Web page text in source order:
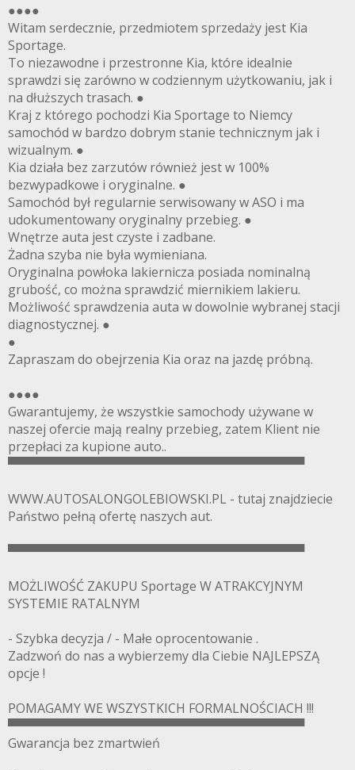
●●●●
Witam serdecznie, przedmiotem sprzedaży jest Kia
Sportage.
To niezawodne i przestronne Kia, które idealnie
sprawdzi się zarówno w codziennym użytkowaniu, jak i
na dłuższych trasach. ●
Kraj z którego pochodzi Kia Sportage to Niemcy
samochód w bardzo dobrym stanie technicznym jak i
wizualnym. ●
Kia działa bez zarzutów również jest w 100%
bezwypadkowe i oryginalne. ●
Samochód był regularnie serwisowany w ASO i ma
udokumentowany oryginalny przebieg. ●
Wnętrze auta jest czyste i zadbane.
Żadna szyba nie była wymieniana.
Oryginalna powłoka lakiernicza posiada nominalną
grubość, co można sprawdzić miernikiem lakieru.
Możliwość sprawdzenia auta w dowolnie wybranej stacji
diagnostycznej. ●
●
Zapraszam do obejrzenia Kia oraz na jazdę próbną.
●●●●
Gwarantujemy, że wszystkie samochody używane w
naszej ofercie mają realny przebieg, zatem Klient nie
przepłaci za kupione auto..
▀▀▀▀▀▀▀▀▀▀▀▀▀▀▀▀▀▀▀▀▀▀▀▀▀▀▀▀▀▀▀▀▀▀
WWW.AUTOSALONGOLEBIOWSKI.PL - tutaj znajdziecie
Państwo pełną ofertę naszych aut.
▀▀▀▀▀▀▀▀▀▀▀▀▀▀▀▀▀▀▀▀▀▀▀▀▀▀▀▀▀▀▀▀▀▀
MOŻLIWOŚĆ ZAKUPU Sportage W ATRAKCYJNYM
SYSTEMIE RATALNYM
- Szybka decyzja / - Małe oprocentowanie .
Zadzwoń do nas a wybierzemy dla Ciebie NAJLEPSZĄ
opcje !
POMAGAMY WE WSZYSTKICH FORMALNOŚCIACH !!!
▀▀▀▀▀▀▀▀▀▀▀▀▀▀▀▀▀▀▀▀▀▀▀▀▀▀▀▀▀▀▀▀▀▀
Gwarancja bez zmartwień